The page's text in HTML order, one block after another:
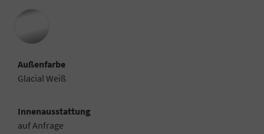
Außenfarbe
Glacial Weiß
Innenausstattung
auf Anfrage